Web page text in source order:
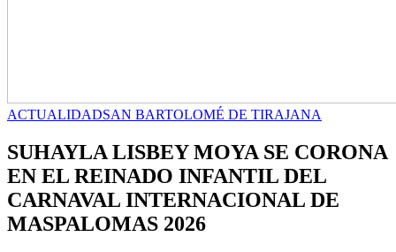
ACTUALIDADSAN BARTOLOMÉ DE TIRAJANA
SUHAYLA LISBEY MOYA SE CORONA
EN EL REINADO INFANTIL DEL
CARNAVAL INTERNACIONAL DE
MASPALOMAS 2026